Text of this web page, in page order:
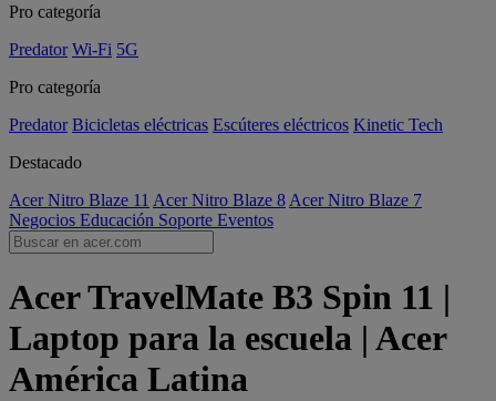
Pro categoría
Predator Wi-Fi 5G
Pro categoría
Predator Bicicletas eléctricas Escúteres eléctricos Kinetic Tech
Destacado
Acer Nitro Blaze 11 Acer Nitro Blaze 8 Acer Nitro Blaze 7
Negocios Educación Soporte Eventos
Acer TravelMate B3 Spin 11 |
Laptop para la escuela | Acer
América Latina